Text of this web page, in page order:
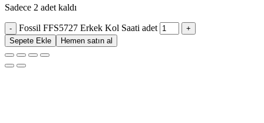
Sadece 2 adet kaldı
Fossil FFS5727 Erkek Kol Saati adet
Sepete Ekle Hemen satın al